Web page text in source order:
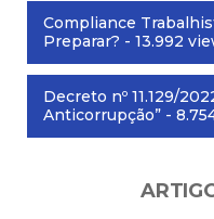
Compliance
Preparar? - 13.992
Decreto nº 11.129/
Anticorrupção” -